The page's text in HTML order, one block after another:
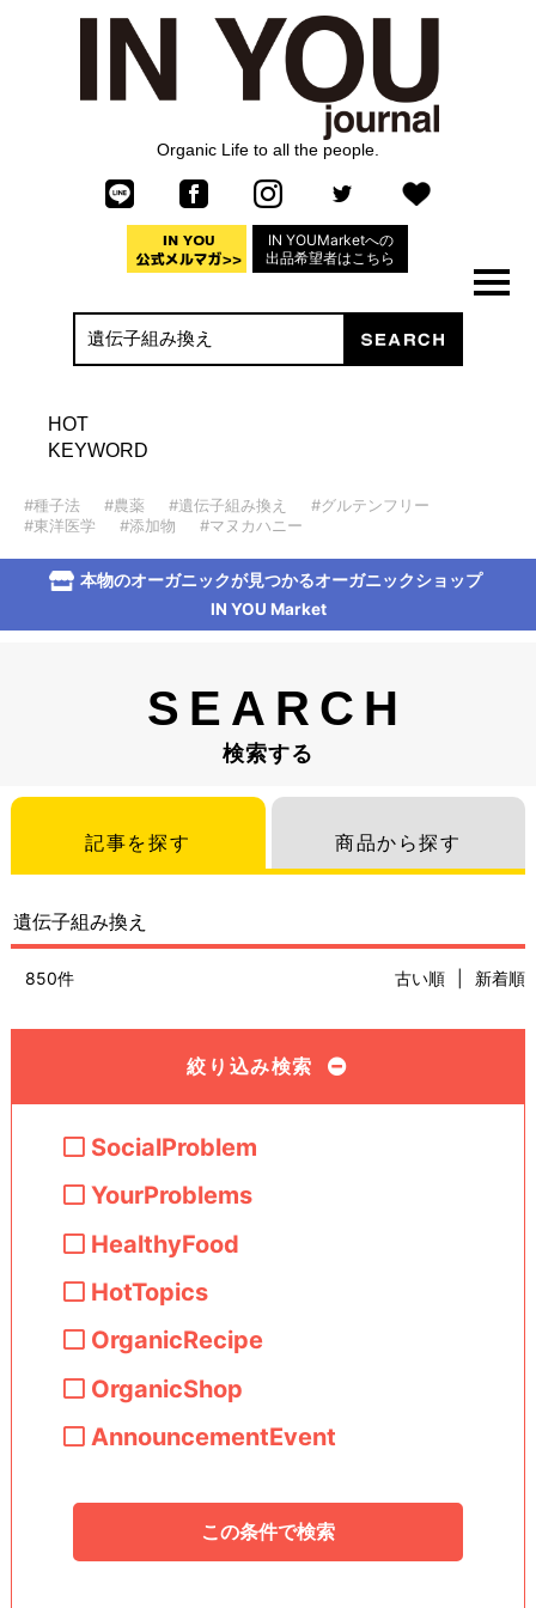
Organic Life to all the people.
IN YOUMarketへの
出品希望者はこちら
HOT
KEYWORD
#種子法 #農薬 #遺伝子組み換え
#グルテンフリー
#東洋医学
#添加物 #マヌカハニー
本物のオーガニックが見つかるオーガニックショップ
IN YOU Market
SEARCH
検索する
記事を探す 商品から探す
850件 古い順 新着順
絞り込み検索
SocialProblem
YourProblems
HealthyFood
HotTopics
OrganicRecipe
OrganicShop
AnnouncementEvent